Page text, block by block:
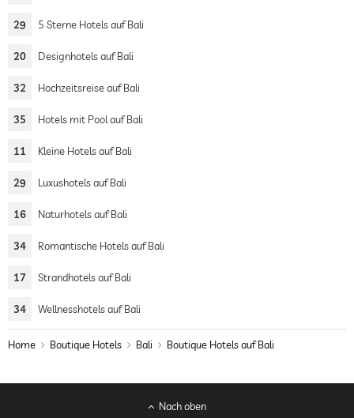
29 5 Sterne Hotels auf Bali
20 Designhotels auf Bali
32 Hochzeitsreise auf Bali
35 Hotels mit Pool auf Bali
11 Kleine Hotels auf Bali
29 Luxushotels auf Bali
16 Naturhotels auf Bali
34 Romantische Hotels auf Bali
17 Strandhotels auf Bali
34 Wellnesshotels auf Bali
Home Boutique Hotels Bali Boutique Hotels auf Bali
Nach oben